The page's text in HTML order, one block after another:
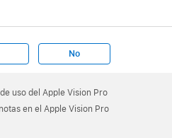
No
uso del Apple Vision Pro
en el Apple Vision Pro